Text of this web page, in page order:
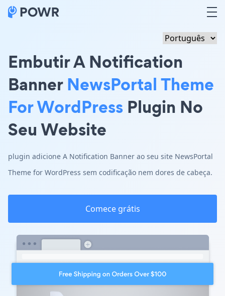
Embutir A Notification
BannerNewsPortal Theme
For WordPress Plugin No
Seu Website
plugin adicione A Notification Banner ao seu site NewsPortal
Theme for WordPress sem codificação nem dores de cabeça.
Comece grátis